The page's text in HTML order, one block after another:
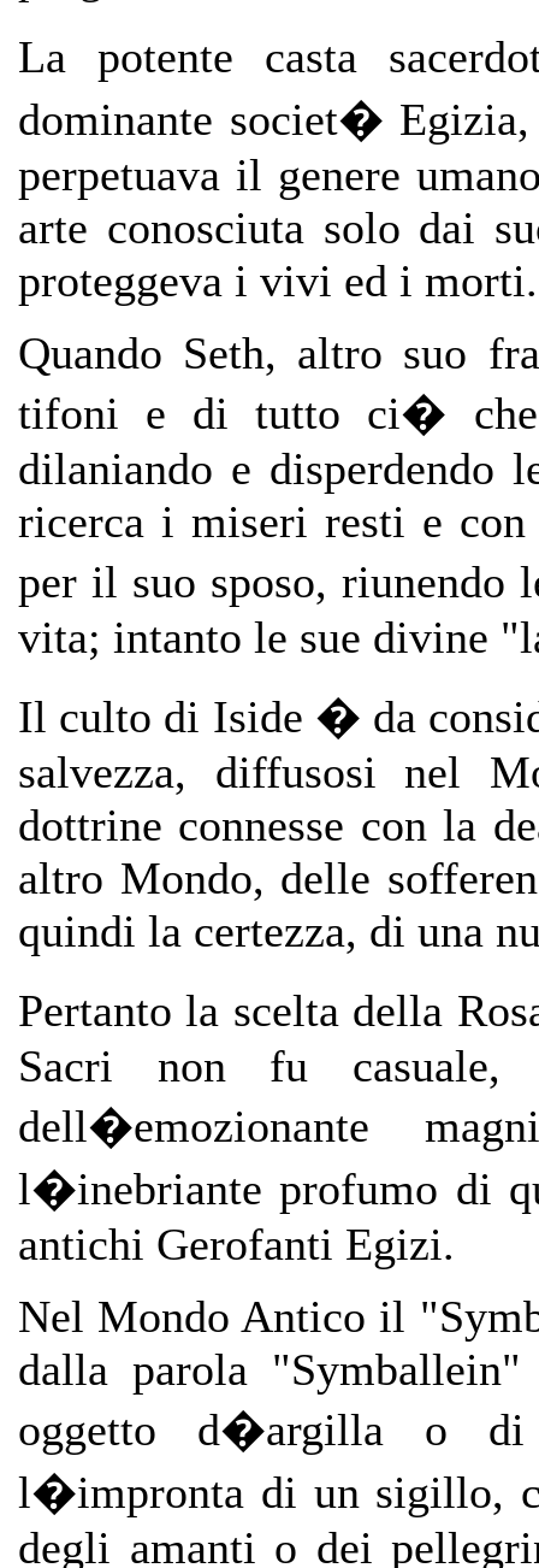
La potente casta
dominante societ�
perpetuava il genere
arte conosciuta solo dai
proteggeva i vivi ed i morti.
Quando Seth, altro suo
tifoni e di tutto ci� che
dilaniando e disperdendo
ricerca i miseri resti e
per il suo sposo,
vita; intanto le sue divine
Il culto di Iside � da
salvezza, diffusosi nel
dottrine connesse con la
altro Mondo, delle
quindi la certezza, di una
Pertanto la scelta della
Sacri non fu casuale,
dell�emozionante
l�inebriante profumo di
antichi Gerofanti Egizi.
Nel Mondo Antico il
dalla parola "Symballein"
oggetto d�argilla o
l�impronta di un sigillo,
degli amanti o dei